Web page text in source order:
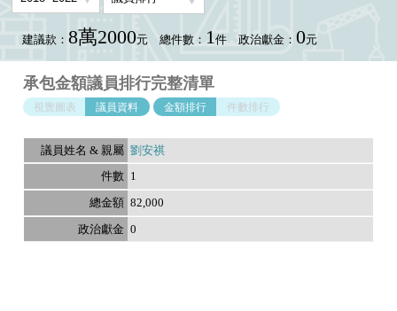
建議款： 8萬2000元 總件數： 1件 政治獻金： 0元
承包金額議員排行完整清單
視覺圖表 議員資料 金額排行 件數排行
劉安祺
1
82,000
0